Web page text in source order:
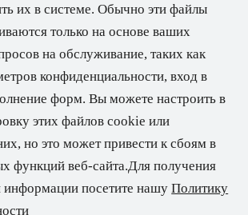
их в системе. Обычно эти файлы
только на основе ваших
на обслуживание, таких как
конфиденциальности, вход в
форм. Вы можете настроить в
этих файлов cookie или
но это может привести к сбоям в
функций веб-сайта.Для получения
информации посетите нашуПолитику
к Gettel
пленок
пленки
и напитки
промышленность
развития
для экологичной упаковки
MATERIALS INC. 2025 Copyright All Rights